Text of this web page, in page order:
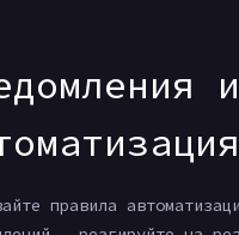
и
правила